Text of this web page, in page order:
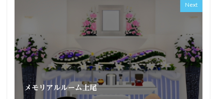
Next
メモリアルルーム上尾